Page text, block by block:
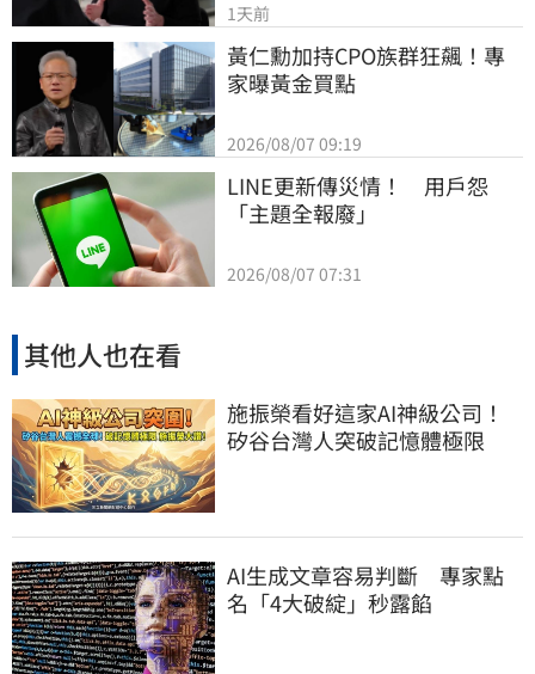
1天前
黃仁勳加持CPO族群狂飆！專
家曝黃金買點
2026/08/07 09:19
LINE更新傳災情！　用戶怨
「主題全報廢」
2026/08/07 07:31
其他人也在看
施振榮看好這家AI神級公司！
矽谷台灣人突破記憶體極限
AI生成文章容易判斷 專家點
名「4大破綻」秒露餡